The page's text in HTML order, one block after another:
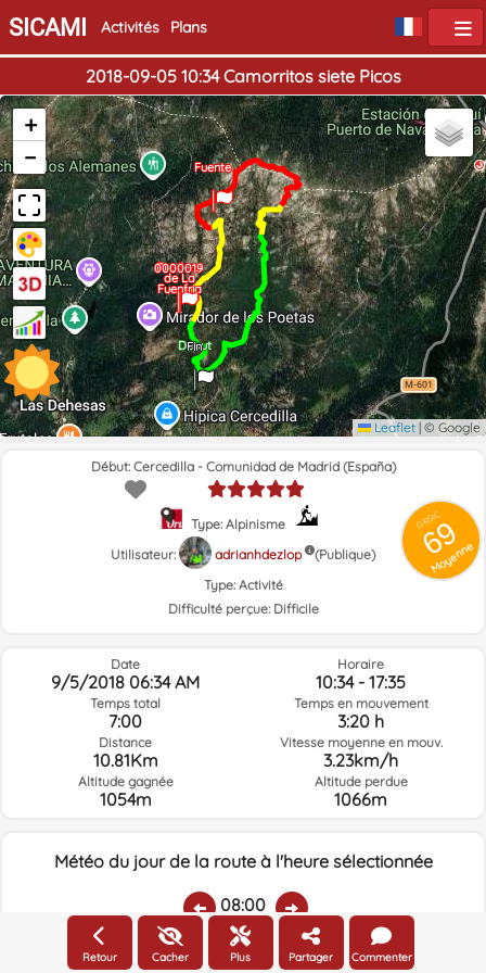
SICAMI Activités Plans
2018-09-05 10:34 Camorritos siete Picos
Début
Fin
0000019
Fuente
Pradera
de La
Fuenfria
+
−
Leaflet | © Google
GRSIC
69
Moyenne
Début: Cercedilla - Comunidad de Madrid (España)
Type: Alpinisme
Utilisateur:
adrianhdezlop
(Publique)
Type: Activité
Difficulté perçue: Difficile
Date
9/5/2018 06:34 AM
Temps total
7:00
Distance
10.81Km
Altitude gagnée
1054m
Horaire
10:34 - 17:35
Temps en mouvement
3:20 h
Vitesse moyenne en mouv.
3.23km/h
Altitude perdue
1066m
Météo du jour de la route à l'heure sélectionnée
08:00
Température: Pluie:Humidité relative:Vitesse vent: Direction vent:
Retour Cacher Plus Partager Commenter